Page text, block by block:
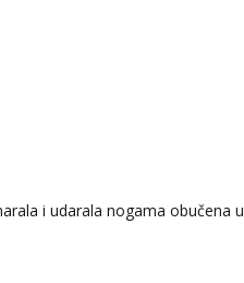
i udarala nogama obučena u